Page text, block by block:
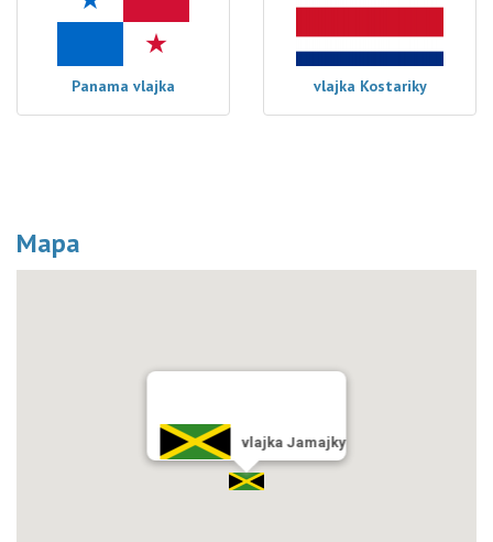
Panama vlajka vlajka Kostariky
Mapa
vlajka Jamajky